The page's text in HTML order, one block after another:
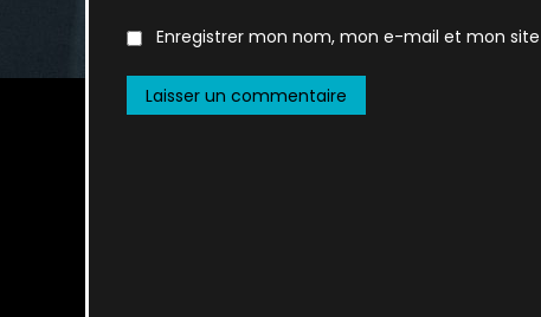
Enregistrer mon nom, mon e-mail et mon